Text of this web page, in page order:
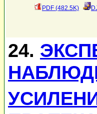
PDF (482.5K)
24.